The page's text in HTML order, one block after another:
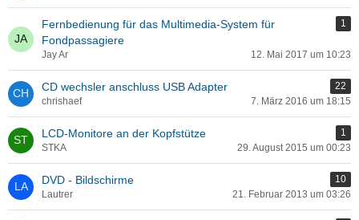
Fernbedienung für das Multimedia-System für
Fondpassagiere
1
Jay Ar 12. Mai 2017 um 10:23
CD wechsler anschluss USB Adapter
22
chrishaef
7. März 2016 um 18:15
LCD-Monitore an der Kopfstütze
1
STKA
29. August 2015 um 00:23
DVD - Bildschirme
10
Lautrer
21. Februar 2013 um 03:26